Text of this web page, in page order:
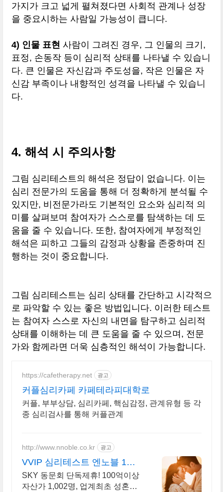
가지가 크고 넓게 펼쳐졌다면 사회적 관계나 성장
을 중요시하는 사람일 가능성이 큽니다.
4) 인물 표현 사람이 그려진 경우, 그 인물의 크기,
표정, 손동작 등이 심리적 상태를 나타낼 수 있습니
다. 큰 인물은 자신감과 주도성을, 작은 인물은 자
신감 부족이나 내향적인 성격을 나타낼 수 있습니
다.
4. 해석 시 주의사항
그림 심리테스트의 해석은 정답이 없습니다. 이는
심리 전문가의 도움을 통해 더 정확하게 분석될 수
있지만, 비전문가라도 기본적인 요소와 심리적 의
미를 살펴보며 참여자가 스스로를 탐색하는 데 도
움을 줄 수 있습니다. 또한, 참여자에게 부정적인
해석은 피하고 그들의 감정과 상황을 존중하며 진
행하는 것이 중요합니다.
그림 심리테스트는 심리 상태를 간단하고 시각적으
로 파악할 수 있는 좋은 방법입니다. 이러한 테스트
는 참여자 스스로 자신의 내면을 탐구하고 심리적
상태를 이해하는 데 큰 도움을 줄 수 있으며, 전문
가와 함께라면 더욱 심층적인 해석이 가능합니다.
https://cafetherapy.net 광고
커플심리카페 카페테라피대학로
커플, 부부상담, 심리카페, 핵심감정, 관계유형 등 각
종 심리검사를 통해 커플관계
http://www.nnoble.co.kr 광고
VVIP 심리테스트 엔노블 1%
를 위한 상류층 결정사
SKY 동문회 단독제휴! 100억이상
자산가 1,002명, 업계최초 성혼주